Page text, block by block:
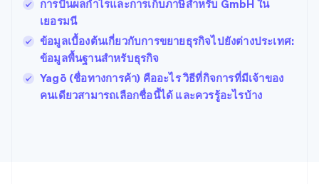
การปันผลกําไรและการเก็บภาษีสําหรับ GmbH ใน
เยอรมนี
ข้อมูลเบื้องต้นเกี่ยวกับการขยายธุรกิจไปยังต่างประเทศ:
ข้อมูลพื้นฐานสําหรับธุรกิจ
Yagō (ชื่อทางการค้า) คืออะไร วิธีที่กิจการที่มีเจ้าของ
คนเดียวสามารถเลือกชื่อนี้ได้ และควรรู้อะไรบ้าง
English
ฝรั่งเศส
FrançaisEnglish
ฟินแลนด์
EnglishSvenska
มอลตา
English